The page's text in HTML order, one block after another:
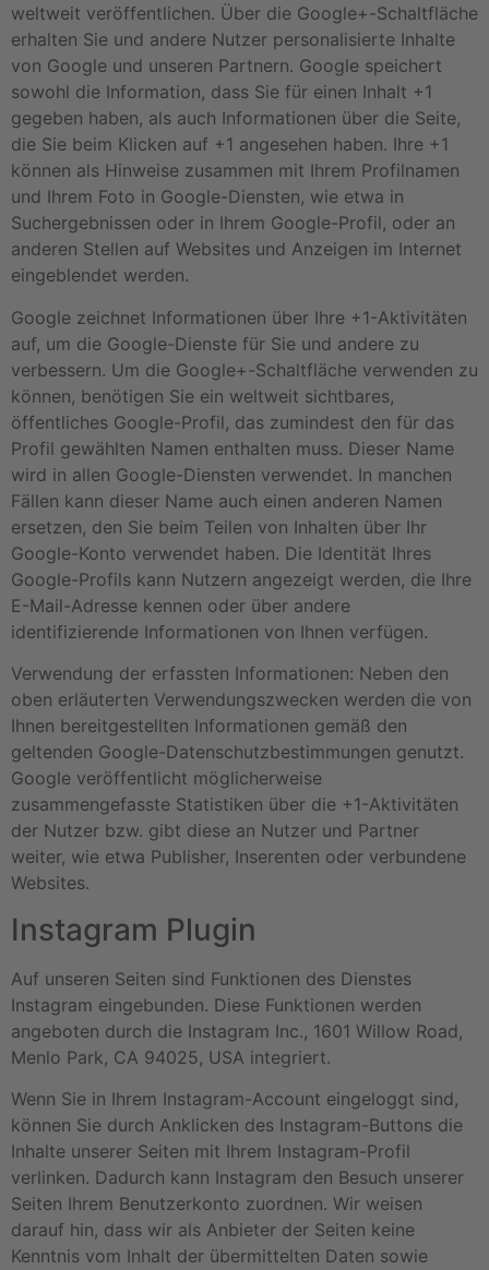
weltweit veröffentlichen. Über die Google+-Schaltfläche
erhalten Sie und andere Nutzer personalisierte Inhalte
von Google und unseren Partnern. Google speichert
sowohl die Information, dass Sie für einen Inhalt +1
gegeben haben, als auch Informationen über die Seite,
die Sie beim Klicken auf +1 angesehen haben. Ihre +1
können als Hinweise zusammen mit Ihrem Profilnamen
und Ihrem Foto in Google-Diensten, wie etwa in
Suchergebnissen oder in Ihrem Google-Profil, oder an
anderen Stellen auf Websites und Anzeigen im Internet
eingeblendet werden.
Google zeichnet Informationen über Ihre +1-Aktivitäten
auf, um die Google-Dienste für Sie und andere zu
verbessern. Um die Google+-Schaltfläche verwenden zu
können, benötigen Sie ein weltweit sichtbares,
öffentliches Google-Profil, das zumindest den für das
Profil gewählten Namen enthalten muss. Dieser Name
wird in allen Google-Diensten verwendet. In manchen
Fällen kann dieser Name auch einen anderen Namen
ersetzen, den Sie beim Teilen von Inhalten über Ihr
Google-Konto verwendet haben. Die Identität Ihres
Google-Profils kann Nutzern angezeigt werden, die Ihre
E-Mail-Adresse kennen oder über andere
identifizierende Informationen von Ihnen verfügen.
Verwendung der erfassten Informationen: Neben den
oben erläuterten Verwendungszwecken werden die von
Ihnen bereitgestellten Informationen gemäß den
geltenden Google-Datenschutzbestimmungen genutzt.
Google veröffentlicht möglicherweise
zusammengefasste Statistiken über die +1-Aktivitäten
der Nutzer bzw. gibt diese an Nutzer und Partner
weiter, wie etwa Publisher, Inserenten oder verbundene
Websites.
Instagram Plugin
Auf unseren Seiten sind Funktionen des Dienstes
Instagram eingebunden. Diese Funktionen werden
angeboten durch die Instagram Inc., 1601 Willow Road,
Menlo Park, CA 94025, USA integriert.
Wenn Sie in Ihrem Instagram-Account eingeloggt sind,
können Sie durch Anklicken des Instagram-Buttons die
Inhalte unserer Seiten mit Ihrem Instagram-Profil
verlinken. Dadurch kann Instagram den Besuch unserer
Seiten Ihrem Benutzerkonto zuordnen. Wir weisen
darauf hin, dass wir als Anbieter der Seiten keine
Kenntnis vom Inhalt der übermittelten Daten sowie